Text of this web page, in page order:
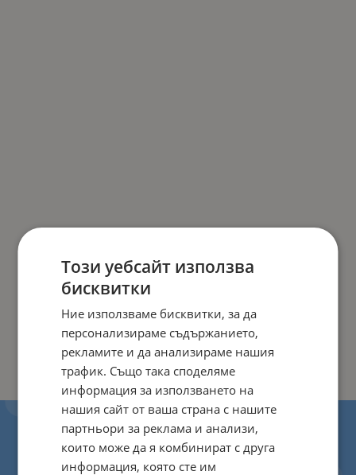
Този уебсайт използва
бисквитки
Ние използваме бисквитки, за да
персонализираме съдържанието,
рекламите и да анализираме нашия
трафик. Също така споделяме
информация за използването на
нашия сайт от ваша страна с нашите
партньори за реклама и анализи,
които може да я комбинират с друга
информация, която сте им